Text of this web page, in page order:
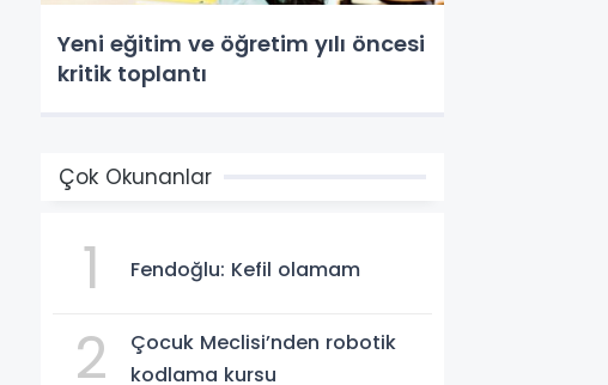
Yeni eğitim ve öğretim yılı öncesi
kritik toplantı
Çok Okunanlar
1 Fendoğlu: Kefil olamam
2
Çocuk Meclisi’nden robotik
kodlama kursu